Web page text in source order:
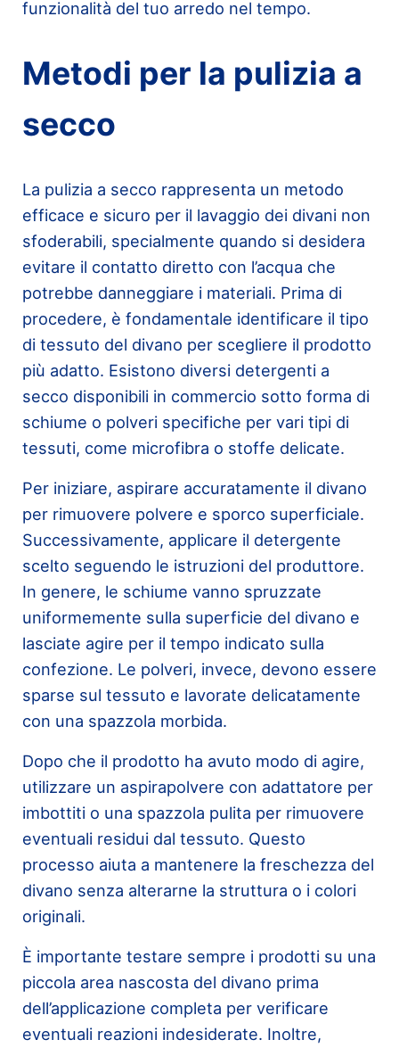
funzionalità del tuo arredo nel tempo.
Metodi per la pulizia a
secco
La pulizia a secco rappresenta un metodo
efficace e sicuro per il lavaggio dei divani non
sfoderabili, specialmente quando si desidera
evitare il contatto diretto con l’acqua che
potrebbe danneggiare i materiali. Prima di
procedere, è fondamentale identificare il tipo
di tessuto del divano per scegliere il prodotto
più adatto. Esistono diversi detergenti a
secco disponibili in commercio sotto forma di
schiume o polveri specifiche per vari tipi di
tessuti, come microfibra o stoffe delicate.
Per iniziare, aspirare accuratamente il divano
per rimuovere polvere e sporco superficiale.
Successivamente, applicare il detergente
scelto seguendo le istruzioni del produttore.
In genere, le schiume vanno spruzzate
uniformemente sulla superficie del divano e
lasciate agire per il tempo indicato sulla
confezione. Le polveri, invece, devono essere
sparse sul tessuto e lavorate delicatamente
con una spazzola morbida.
Dopo che il prodotto ha avuto modo di agire,
utilizzare un aspirapolvere con adattatore per
imbottiti o una spazzola pulita per rimuovere
eventuali residui dal tessuto. Questo
processo aiuta a mantenere la freschezza del
divano senza alterarne la struttura o i colori
originali.
È importante testare sempre i prodotti su una
piccola area nascosta del divano prima
dell’applicazione completa per verificare
eventuali reazioni indesiderate. Inoltre,